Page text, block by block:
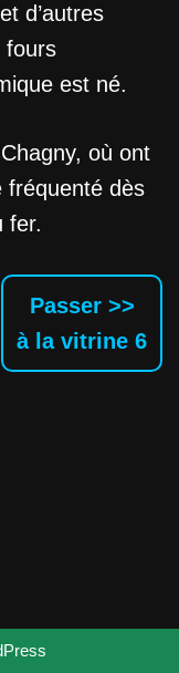
d’autres
fours
est né.
où ont
fréquenté dès
fer.
Passer >>
à la vitrine 6